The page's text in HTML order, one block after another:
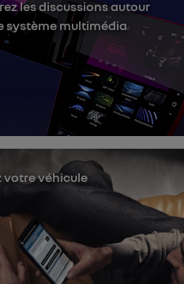
les discussions autour
système multimédia
votre véhicule